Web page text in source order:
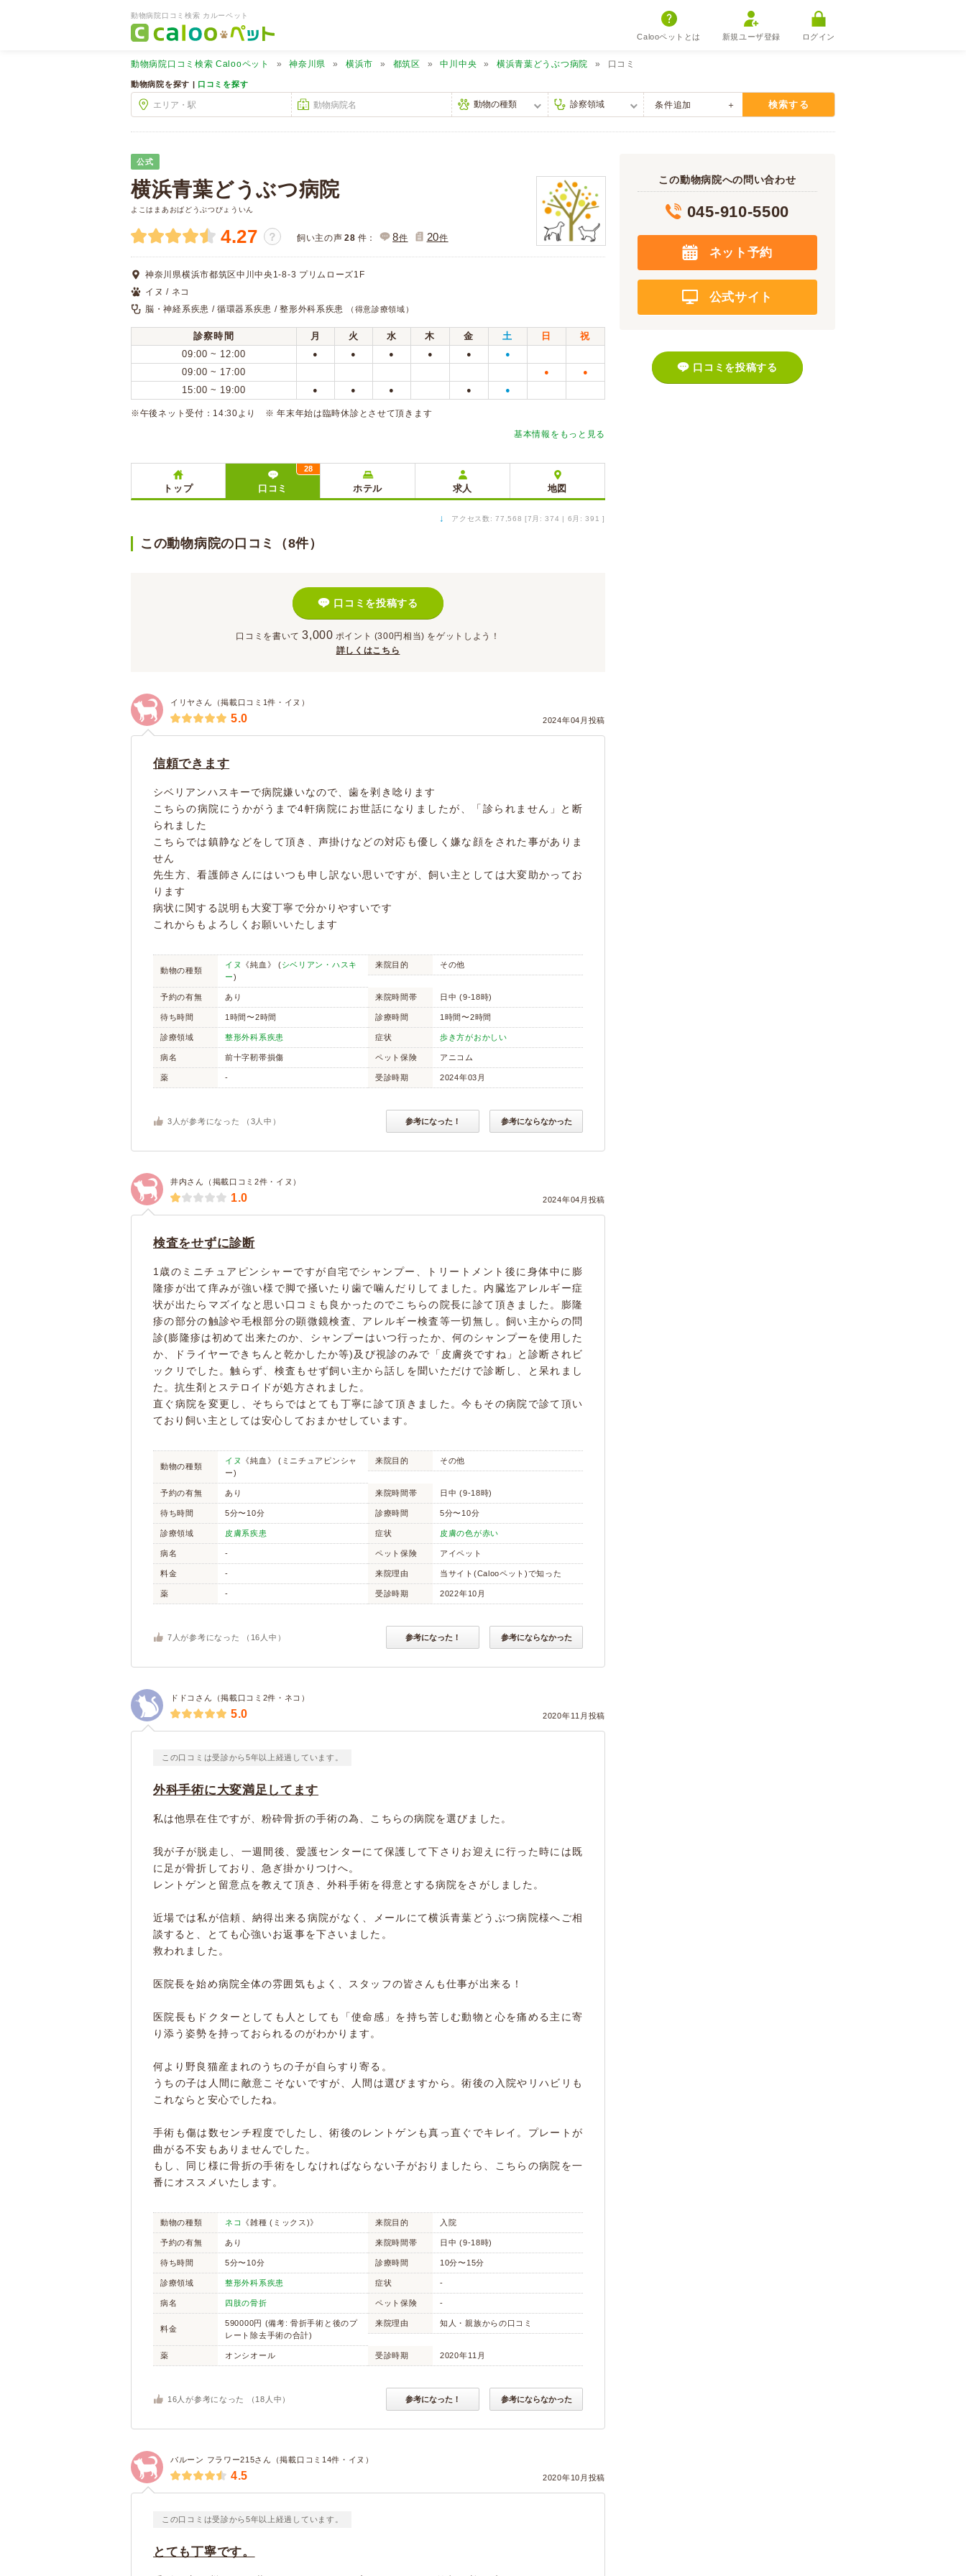
動物病院口コミ検索 カルーペット
Calooペットとは 新規ユーザ登録 ログイン
動物病院口コミ検索 Calooペット 神奈川県 横浜市 都筑区 中川中央 横浜青葉どうぶつ病院 口コミ
動物病院を探す | 口コミを探す
条件追加 検索する
公式
横浜青葉どうぶつ病院
よこはまあおばどうぶつびょういん
4.27 ？ 飼い主の声 28 件： 8件 20件
神奈川県横浜市都筑区中川中央1-8-3 プリムローズ1F
イヌ / ネコ
脳・神経系疾患 / 循環器系疾患 / 整形外科系疾患
（得意診療領域）
診察時間 月 火 水 木 金 土 日
祝
09:00 ~ 12:00
● ● ● ● ● ●
09:00 ~ 17:00 ● ●
15:00 ~ 19:00 ● ● ● ● ●
※午後ネット受付：14:30より ※ 年末年始は臨時休診とさせて頂きます
基本情報をもっと見る
トップ 口コミ
28
ホテル 求人 地図
↓ アクセス数: 77,568 [7月: 374 | 6月: 391 ]
この動物病院の口コミ（8件）
口コミを投稿する
口コミを書いて 3,000 ポイント (300円相当) をゲットしよう！
詳しくはこちら
イリヤさん（掲載口コミ1件・イヌ）
2024年04月投稿
5.0
信頼できます
シベリアンハスキーで病院嫌いなので、歯を剥き唸ります
こちらの病院にうかがうまで4軒病院にお世話になりましたが、「診られません」と断
られました
こちらでは鎮静などをして頂き、声掛けなどの対応も優しく嫌な顔をされた事がありま
せん
先生方、看護師さんにはいつも申し訳ない思いですが、飼い主としては大変助かってお
ります
病状に関する説明も大変丁寧で分かりやすいです
これからもよろしくお願いいたします
動物の種類
イヌ 《純血》 (シベリアン・ハスキ
ー)
来院目的 その他
予約の有無 あり 来院時間帯 日中 (9-18時)
待ち時間 1時間〜2時間 診療時間 1時間〜2時間
診療領域 整形外科系疾患 症状 歩き方がおかしい
病名 前十字靭帯損傷 ペット保険 アニコム
薬 - 受診時期 2024年03月
3 人が参考になった （ 3 人中） 参考になった！ 参考にならなかった
井内さん（掲載口コミ2件・イヌ）
2024年04月投稿
1.0
検査をせずに診断
1歳のミニチュアピンシャーですが自宅でシャンプー、トリートメント後に身体中に膨
隆疹が出て痒みが強い様で脚で掻いたり歯で噛んだりしてました。内臓迄アレルギー症
状が出たらマズイなと思い口コミも良かったのでこちらの院長に診て頂きました。膨隆
疹の部分の触診や毛根部分の顕微鏡検査、アレルギー検査等一切無し。飼い主からの問
診(膨隆疹は初めて出来たのか、シャンプーはいつ行ったか、何のシャンプーを使用した
か、ドライヤーできちんと乾かしたか等)及び視診のみで「皮膚炎ですね」と診断されビ
ックリでした。触らず、検査もせず飼い主から話しを聞いただけで診断し、と呆れまし
た。抗生剤とステロイドが処方されました。
直ぐ病院を変更し、そちらではとても丁寧に診て頂きました。今もその病院で診て頂い
ており飼い主としては安心しておまかせしています。
動物の種類
イヌ
《純血》 (ミニチュアピンシャ
ー)
来院目的 その他
予約の有無 あり 来院時間帯 日中 (9-18時)
待ち時間 5分〜10分 診療時間 5分〜10分
診療領域 皮膚系疾患 症状 皮膚の色が赤い
病名 - ペット保険 アイペット
料金 - 来院理由 当サイト(Calooペット)で知った
薬 - 受診時期 2022年10月
7 人が参考になった （ 16 人中） 参考になった！ 参考にならなかった
ドドコさん（掲載口コミ2件・ネコ）
2020年11月投稿
5.0
この口コミは受診から5年以上経過しています。
外科手術に大変満足してます
私は他県在住ですが、粉砕骨折の手術の為、こちらの病院を選びました。
我が子が脱走し、一週間後、愛護センターにて保護して下さりお迎えに行った時には既
に足が骨折しており、急ぎ掛かりつけへ。
レントゲンと留意点を教えて頂き、外科手術を得意とする病院をさがしました。
近場では私が信頼、納得出来る病院がなく、メールにて横浜青葉どうぶつ病院様へご相
談すると、とても心強いお返事を下さいました。
救われました。
医院長を始め病院全体の雰囲気もよく、スタッフの皆さんも仕事が出来る！
医院長もドクターとしても人としても「使命感」を持ち苦しむ動物と心を痛める主に寄
り添う姿勢を持っておられるのがわかります。
何より野良猫産まれのうちの子が自らすり寄る。
うちの子は人間に敵意こそないですが、人間は選びますから。術後の入院やリハビリも
これならと安心でしたね。
手術も傷は数センチ程度でしたし、術後のレントゲンも真っ直ぐでキレイ。プレートが
曲がる不安もありませんでした。
もし、同じ様に骨折の手術をしなければならない子がおりましたら、こちらの病院を一
番にオススメいたします。
動物の種類 ネコ 《雑種 (ミックス)》 来院目的 入院
予約の有無 あり 来院時間帯 日中 (9-18時)
待ち時間 5分〜10分 診療時間 10分〜15分
診療領域 整形外科系疾患 症状 -
病名 四肢の骨折 ペット保険 -
料金
590000円 (備考: 骨折手術と後のプ
レート除去手術の合計)
来院理由 知人・親族からの口コミ
薬 オンシオール 受診時期 2020年11月
16 人が参考になった （ 18 人中） 参考になった！ 参考にならなかった
バルーン フラワー215さん（掲載口コミ14件・イヌ）
2020年10月投稿
4.5
この口コミは受診から5年以上経過しています。
とても丁寧です。
この動物病院への問い合わせ
045-910-5500
ネット予約
公式サイト
口コミを投稿する